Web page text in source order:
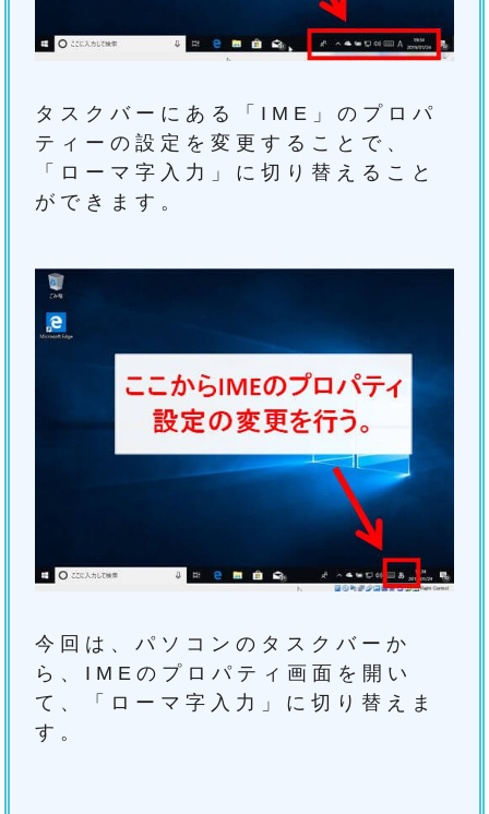
タスクバーにある「IME」のプロパ
ティーの設定を変更することで、
「ローマ字入力」に切り替えること
ができます。
今回は、パソコンのタスクバーか
ら、IMEのプロパティ画面を開い
て、「ローマ字入力」に切り替えま
す。